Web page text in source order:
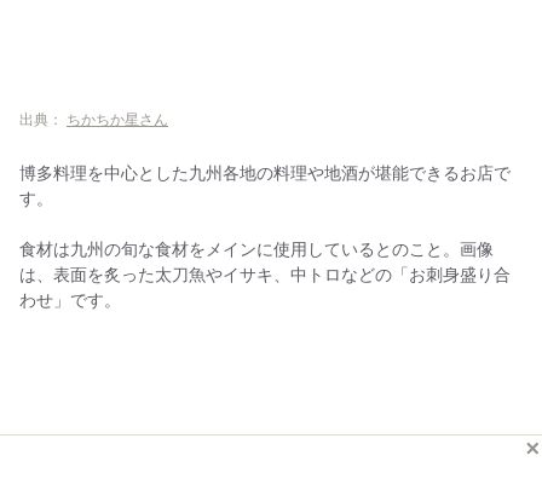
出典： ちかちか星さん
博多料理を中心とした九州各地の料理や地酒が堪能できるお店で
す。
食材は九州の旬な食材をメインに使用しているとのこと。画像
は、表面を炙った太刀魚やイサキ、中トロなどの「お刺身盛り合
わせ」です。